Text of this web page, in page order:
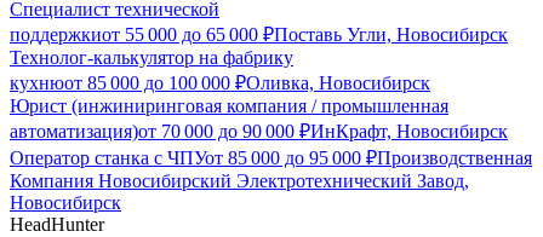
Специалист технической
поддержкиот 55 000 до 65 000 ₽Поставь Угли, Новосибирск
Технолог-калькулятор на фабрику
кухнюот 85 000 до 100 000 ₽Оливка, Новосибирск
Юрист (инжиниринговая компания / промышленная
автоматизация)от 70 000 до 90 000 ₽ИнКрафт, Новосибирск
Оператор станка с ЧПУот 85 000 до 95 000 ₽Производственная
Компания Новосибирский Электротехнический Завод,
Новосибирск
HeadHunter